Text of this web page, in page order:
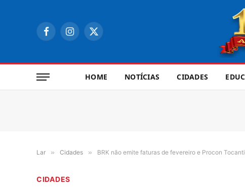
FacebookInstagram
X
HOME NOTÍCIAS CIDADES
Lar » Cidades » BRK não emite faturas de fevereiro e Procon
CIDADES